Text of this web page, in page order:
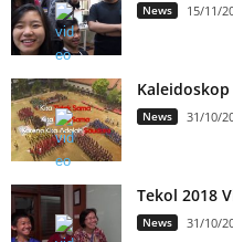
News 15/11/
News 31/10/
Tekol 2018
News 31/10/